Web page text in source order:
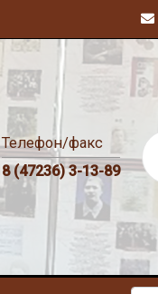
Телефон/факс
8 (47236) 3-13-89